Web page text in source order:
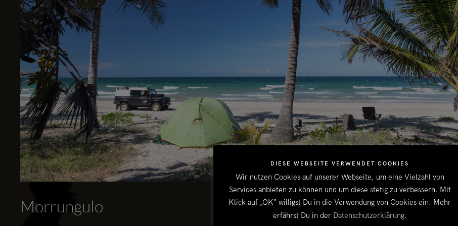
Morrungulo
DIESE WEBSEITE VERWENDET COOKIES
Wir nutzen Cookies auf unserer Webseite, um eine Vielzahl von
Services anbieten zu können und um diese stetig zu verbessern. Mit
Klick auf „OK“ willigst Du in die Verwendung von Cookies ein. Mehr
erfährst Du in der Datenschutzerklärung.